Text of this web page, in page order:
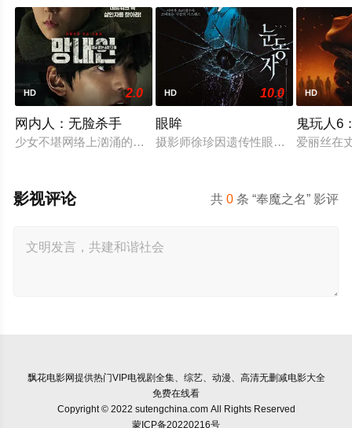
HD 2.0
网内人：无脸杀手
少女不堪网络上汹涌的匿名暴力，选择结束年轻的生命。悲愤
HD 10.0
眼眸
摄影师徐珍因遗传性眼病，视力正在
HD
鬼玩人6
爱丽丝在
共0 条 “奉魔之名” 影评
影视评论
飘花电影网提供热门VIP电视剧全集、综艺、动漫、高清无删减电影大全
免费在线看
Copyright © 2022 sutengchina.com All Rights Reserved
蒙ICP备20220216号